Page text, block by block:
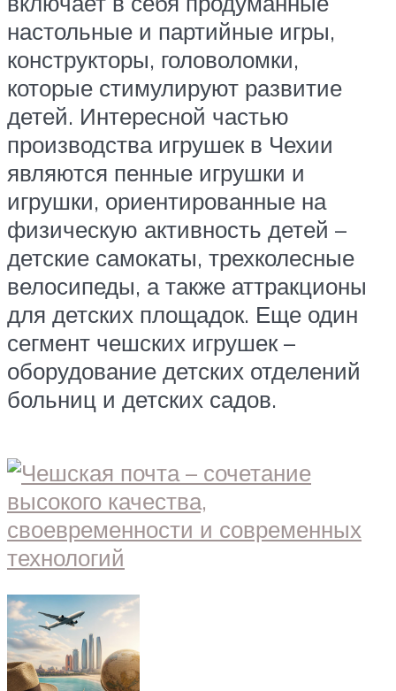
настольные и партийные игры,
конструкторы, головоломки,
которые стимулируют развитие
детей. Интересной частью
производства игрушек в Чехии
являются пенные игрушки и
игрушки, ориентированные на
физическую активность детей –
детские самокаты, трехколесные
велосипеды, а также аттракционы
для детских площадок. Еще один
сегмент чешских игрушек –
оборудование детских отделений
больниц и детских садов.